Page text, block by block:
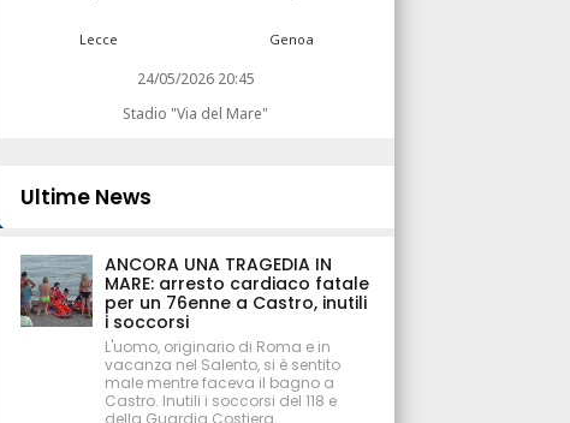
Lecce Genoa
24/05/2026 20:45
Stadio "Via del Mare"
Ultime News
ANCORA UNA TRAGEDIA IN
MARE: arresto cardiaco fatale
per un 76enne a Castro, inutili
i soccorsi
L'uomo, originario di Roma e in
vacanza nel Salento, si è sentito
male mentre faceva il bagno a
Castro. Inutili i soccorsi del 118 e
della Guardia Costiera.